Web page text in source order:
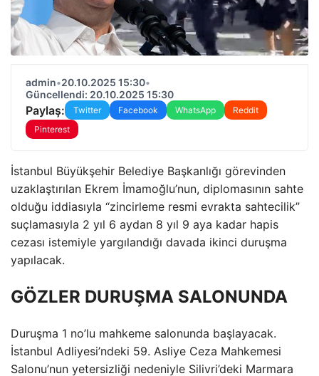
admin•20.10.2025 15:30•
Güncellendi: 20.10.2025 15:30
Paylaş: Twitter Facebook WhatsApp
Reddit
Pinterest
İstanbul Büyükşehir Belediye Başkanlığı görevinden
uzaklaştırılan Ekrem İmamoğlu’nun, diplomasının sahte
olduğu iddiasıyla “zincirleme resmi evrakta sahtecilik”
suçlamasıyla 2 yıl 6 aydan 8 yıl 9 aya kadar hapis
cezası istemiyle yargılandığı davada ikinci duruşma
yapılacak.
GÖZLER DURUŞMA SALONUNDA
Duruşma 1 no’lu mahkeme salonunda başlayacak.
İstanbul Adliyesi’ndeki 59. Asliye Ceza Mahkemesi
Salonu’nun yetersizliği nedeniyle Silivri’deki Marmara